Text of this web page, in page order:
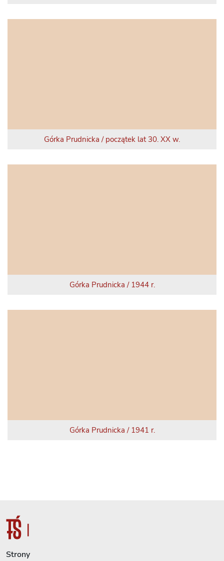
Górka Prudnicka / początek lat 30. XX w.
Górka Prudnicka / 1944 r.
Górka Prudnicka / 1941 r.
Strony